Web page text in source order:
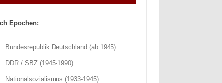
Epochen:
Bundesrepublik Deutschland (ab 1945)
DDR / SBZ (1945-1990)
Nationalsozialismus (1933-1945)